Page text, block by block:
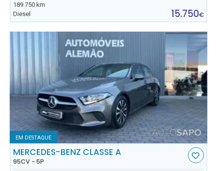
189.750 km
Diesel
15.750€
EM DESTAQUE
MERCEDES-BENZ CLASSE A
95CV - 5P